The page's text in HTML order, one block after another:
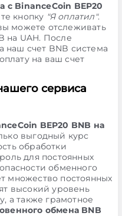
с BinanceCoin BEP20
кнопку "Я оплатил".
можете отслеживать
на UAH. После
наш счет BNB система
на ваш счет
сервиса
BEP20 BNB на
выгодный курс
обработки
для постоянных
обменного
множество постоянных
высокий уровень
а также грамотное
обмена BNB